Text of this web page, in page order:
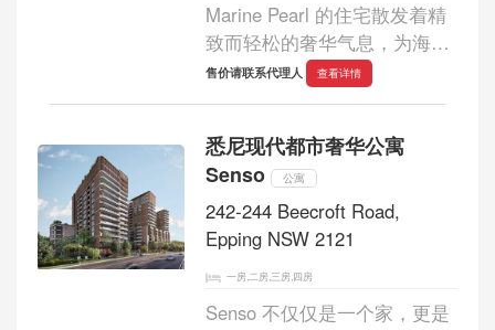
Marine Pearl 的住宅散发着精
致而轻松的奢华气息，为海滨
奢华生活树立了全新标杆。
Marine Pearl 精心设计的建筑
的氛围，提供滨海奢华的生活
方式，并兼具空间...
售价请联系代理人 查看详情
悉尼现代都市奢华公寓
Senso
公寓
242-244 Beecroft Road,
Epping NSW 2121
一房,二房,三房,四房
Senso 不仅仅是一个家，更是